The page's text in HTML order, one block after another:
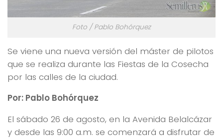
Foto / Pablo Bohórquez
Se viene una nueva versión del máster de pilotos
que se realiza durante las Fiestas de la Cosecha
por las calles de la ciudad.
Por: Pablo Bohórquez
El sábado 26 de agosto, en la Avenida Belalcázar
y desde las 9:00 a.m. se comenzará a disfrutar de